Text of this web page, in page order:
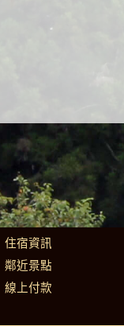
住宿資訊
鄰近景點
線上付款